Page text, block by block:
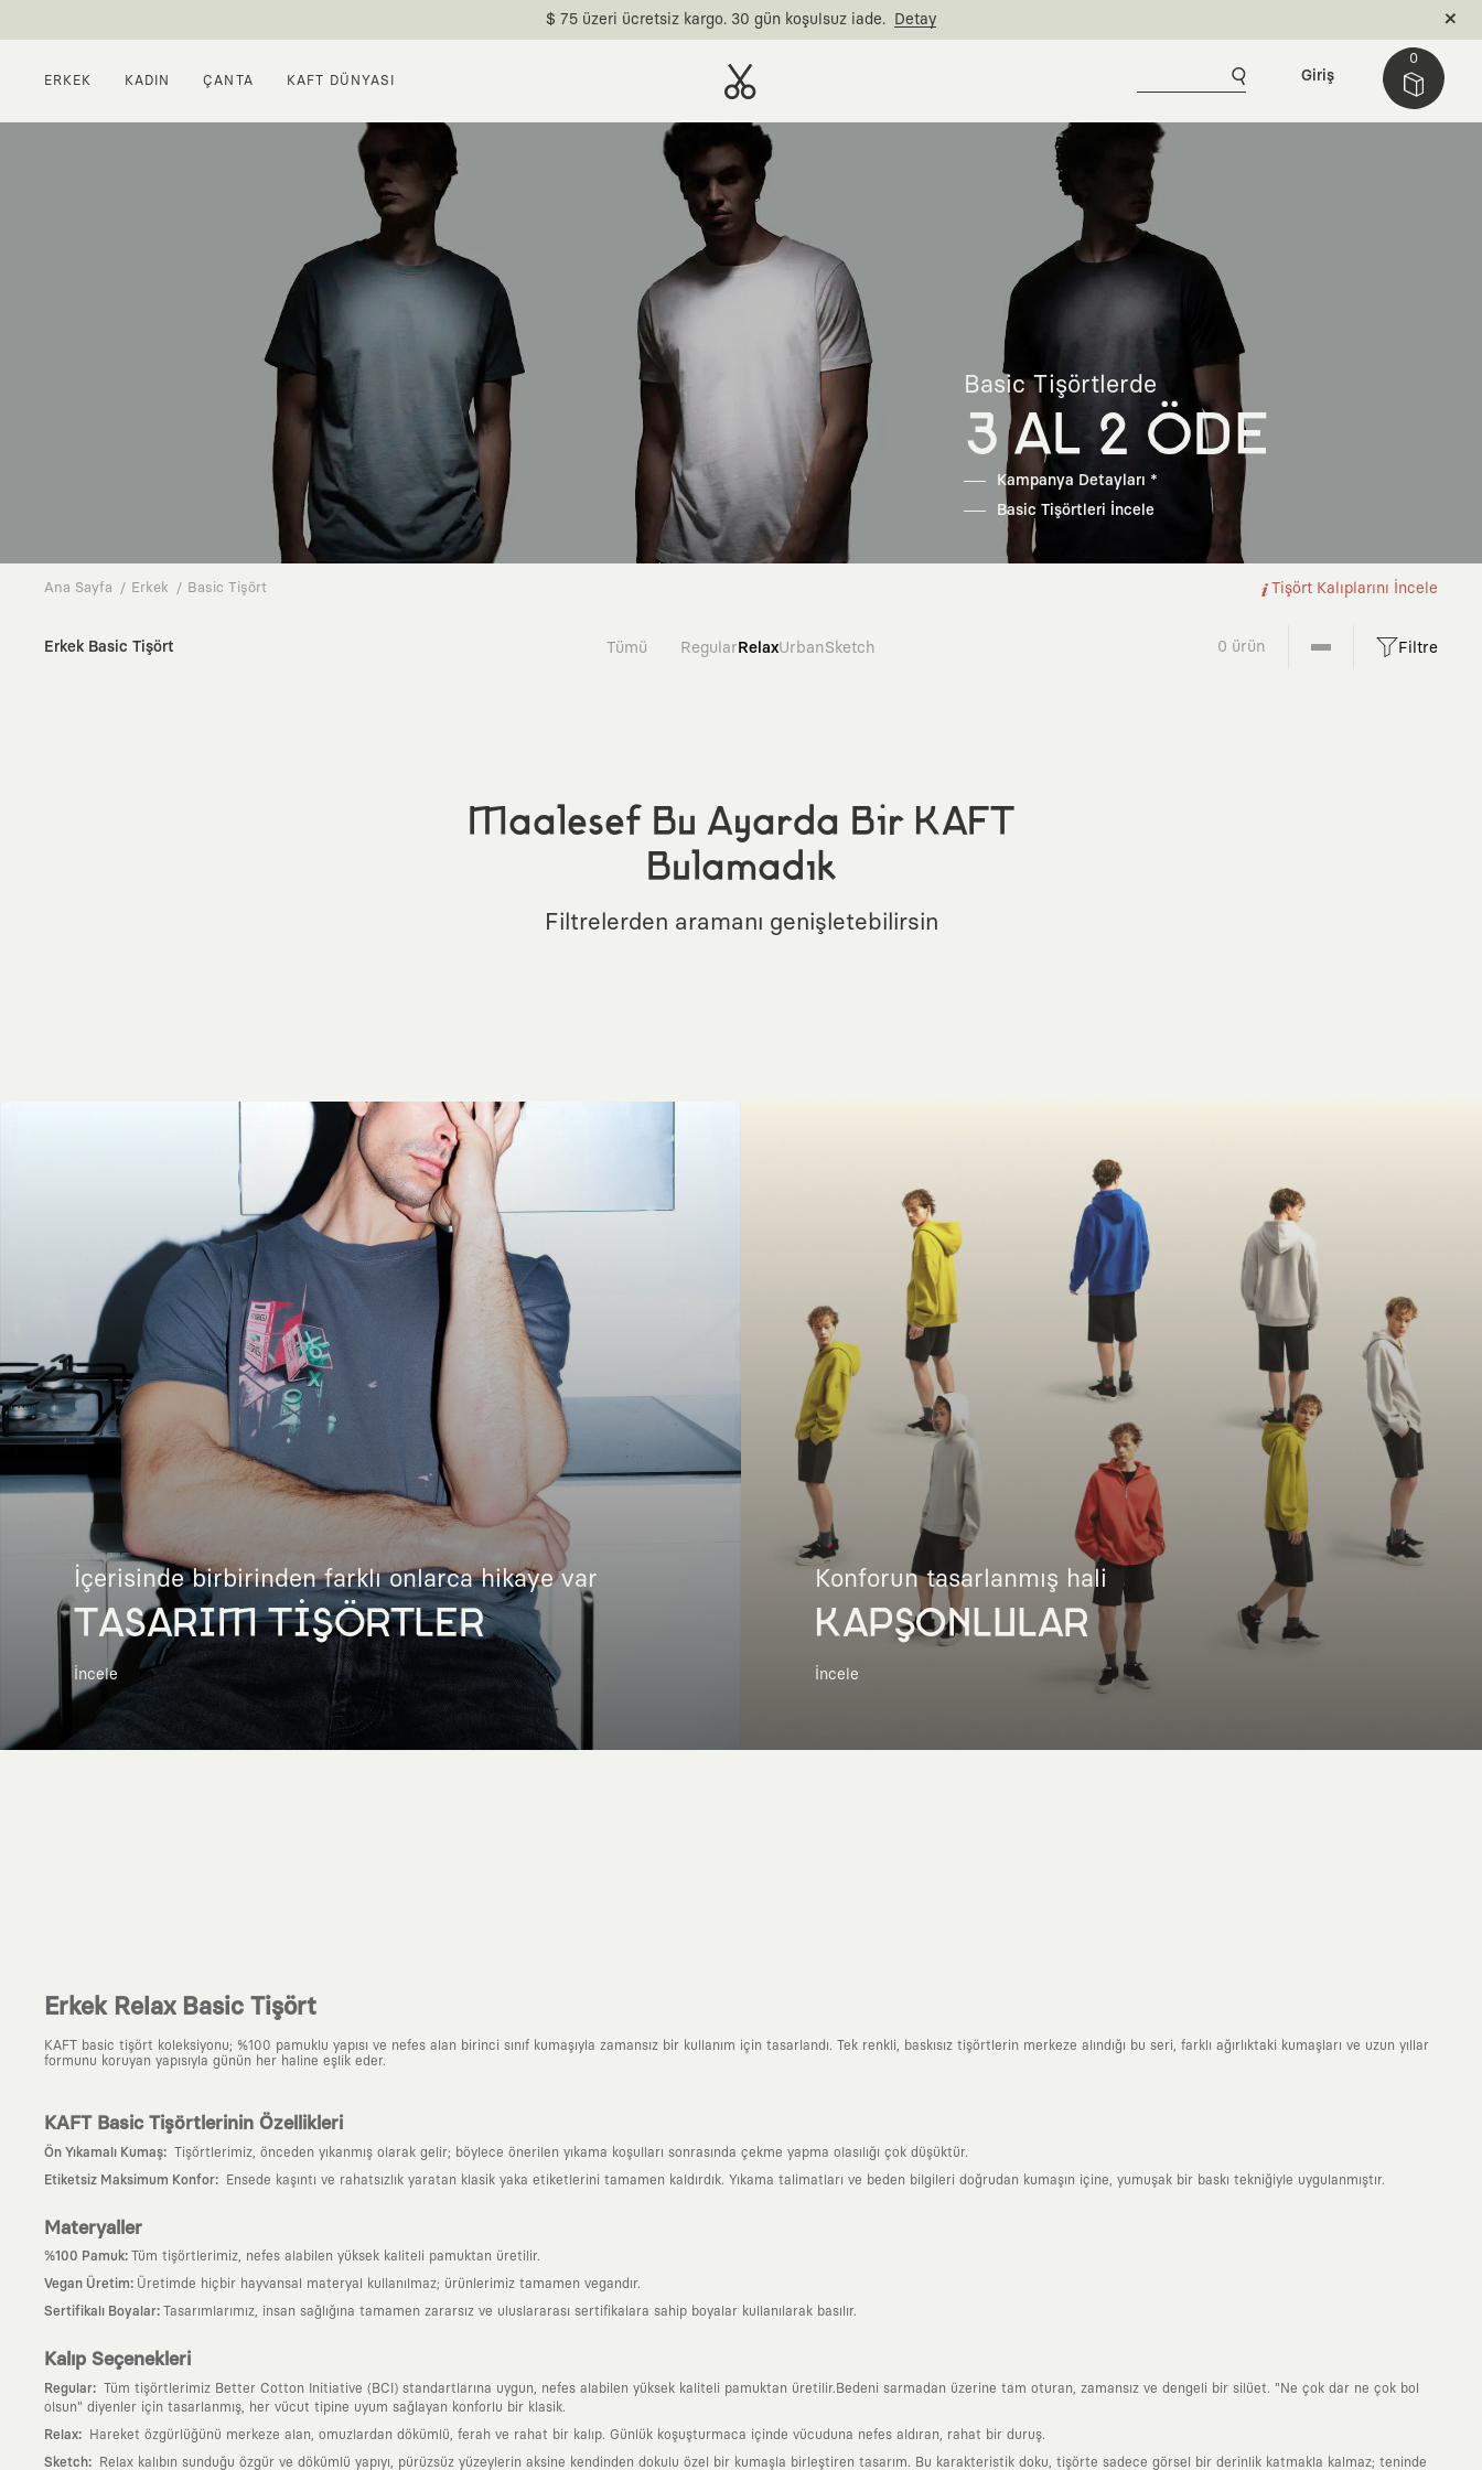
$ 75 üzeri ücretsiz kargo. 30 gün koşulsuz iade. Detay
ERKEK KADIN ÇANTA KAFT DÜNYASI
0
Giriş
Basic Tişörtlerde
3 AL 2 ÖDE
Kampanya Detayları *
Basic Tişörtleri İncele
Ana Sayfa Erkek Basic Tişört Tişört Kalıplarını İncele
Erkek Basic Tişört Tümü RegularRelaxUrbanSketch 0 ürün Filtre
Maalesef Bu Ayarda Bir KAFT
Bulamadık
Filtrelerden aramanı genişletebilirsin
İçerisinde birbirinden farklı onlarca hikaye var
TASARIM TİŞÖRTLER
İncele
Konforun tasarlanmış hali
KAPŞONLULAR
İncele
Erkek Relax Basic Tişört
KAFT basic tişört koleksiyonu; %100 pamuklu yapısı ve nefes alan birinci sınıf kumaşıyla zamansız bir kullanım için tasarlandı. Tek renkli, baskısız tişörtlerin merkeze alındığı bu seri, farklı ağırlıktaki kumaşları ve uzun yıllar
formunu koruyan yapısıyla günün her haline eşlik eder.
KAFT Basic Tişörtlerinin Özellikleri
Ön Yıkamalı Kumaş: Tişörtlerimiz, önceden yıkanmış olarak gelir; böylece önerilen yıkama koşulları sonrasında çekme yapma olasılığı çok düşüktür.
Etiketsiz Maksimum Konfor: Ensede kaşıntı ve rahatsızlık yaratan klasik yaka etiketlerini tamamen kaldırdık. Yıkama talimatları ve beden bilgileri doğrudan kumaşın içine, yumuşak bir baskı tekniğiyle uygulanmıştır.
Materyaller
%100 Pamuk: Tüm tişörtlerimiz, nefes alabilen yüksek kaliteli pamuktan üretilir.
Vegan Üretim: Üretimde hiçbir hayvansal materyal kullanılmaz; ürünlerimiz tamamen vegandır.
Sertifikalı Boyalar: Tasarımlarımız, insan sağlığına tamamen zararsız ve uluslararası sertifikalara sahip boyalar kullanılarak basılır.
Kalıp Seçenekleri
Regular: Tüm tişörtlerimiz Better Cotton Initiative (BCI) standartlarına uygun, nefes alabilen yüksek kaliteli pamuktan üretilir.Bedeni sarmadan üzerine tam oturan, zamansız ve dengeli bir silüet. "Ne çok dar ne çok bol
olsun" diyenler için tasarlanmış, her vücut tipine uyum sağlayan konforlu bir klasik.
Relax: Hareket özgürlüğünü merkeze alan, omuzlardan dökümlü, ferah ve rahat bir kalıp. Günlük koşuşturmaca içinde vücuduna nefes aldıran, rahat bir duruş.
Sketch:
Relax kalıbın sunduğu özgür ve dökümlü yapıyı, pürüzsüz yüzeylerin aksine kendinden dokulu özel bir kumaşla birleştiren tasarım. Bu karakteristik doku, tişörte sadece görsel bir derinlik katmakla kalmaz; teninde